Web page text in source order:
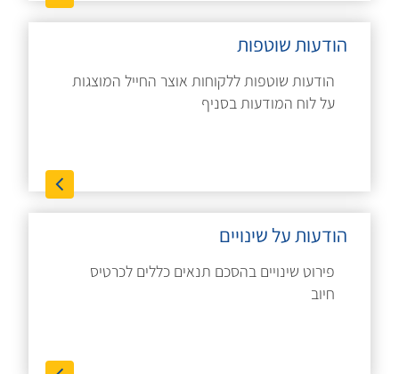
הודעות שוטפות
הודעות שוטפות ללקוחות אוצר החייל המוצגות
על לוח המודעות בסניף
הודעות על שינויים
פירוט שינויים בהסכם תנאים כללים לכרטיס
חיוב